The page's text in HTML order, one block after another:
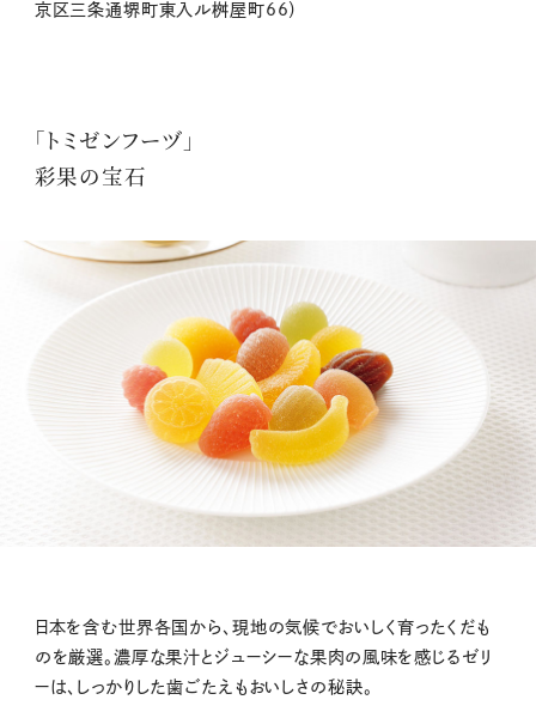
京区三条通堺町東入ル桝屋町66）
「トミゼンフーヅ」
彩果の宝石
日本を含む世界各国から、現地の気候でおいしく育ったくだも
のを厳選。濃厚な果汁とジューシーな果肉の風味を感じるゼリ
ーは、しっかりした歯ごたえもおいしさの秘訣。